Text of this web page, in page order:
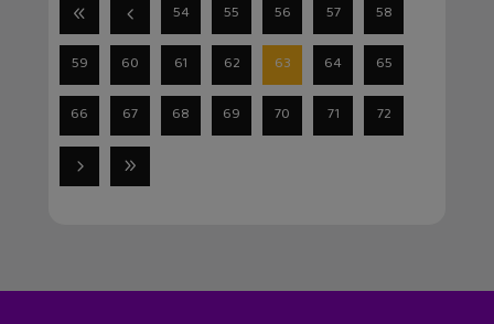
54 55 56 57 58
59 60 61 62 63 64 65
66 67 68 69 70 71 72